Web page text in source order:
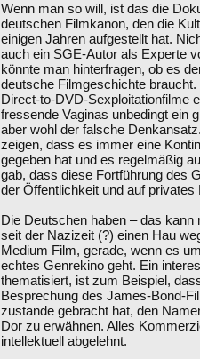
Wenn man so will, ist das die
deutschen Filmkanon, den die
einigen Jahren aufgestellt hat.
auch ein SGE-Autor als Experte
könnte man hinterfragen, ob es
deutsche Filmgeschichte
Direct-to-DVD-Sexploitationfilme
fressende Vaginas unbedingt ein
aber wohl der falsche
zeigen, dass es immer eine
gegeben hat und es regelmäßig
gab, dass diese Fortführung des
der Öffentlichkeit und auf
Die Deutschen haben – das
seit der Nazizeit (?) einen Hau
Medium Film, gerade, wenn es
echtes Genrekino geht. Ein
thematisiert, ist zum Beispiel,
Besprechung des James-Bond-
zustande gebracht hat, den
Dor zu erwähnen. Alles
intellektuell abgelehnt.